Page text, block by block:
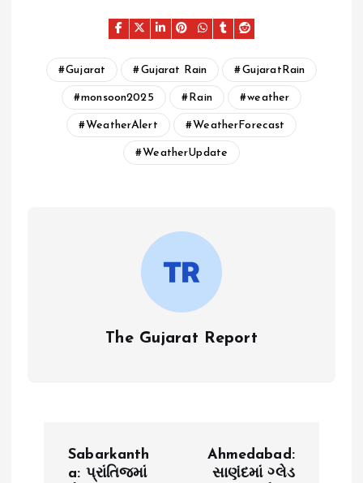
Gujarat Gujarat Rain GujaratRain
monsoon2025 Rain weather
WeatherAlert WeatherForecast
WeatherUpdate
The Gujarat Report
Sabarkanth
a: પ્રાંતિજમાં
Ahmedabad:
સાણંદમાં ગ્લેડ